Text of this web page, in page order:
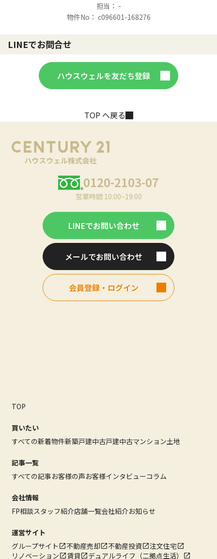
担当： -
物件No： c096601-168276
LINEでお問合せ
ハウスウェルを友だち登録
TOP へ戻る
0120-2103-07
営業時間 10:00~19:00
LINEでお問い合わせ
メールでお問い合わせ
会員登録・ログイン
TOP
買いたい
すべての新着物件新築戸建中古戸建中古マンション土地
記事一覧
すべての記事お客様の声お客様インタビューコラム
会社情報
FP相談スタッフ紹介店舗一覧会社紹介お知らせ
運営サイト
グループサイト
不動産売却 不動産投資
注文住宅
リノベーション
賃貸 デュアルライフ（二拠点生活）